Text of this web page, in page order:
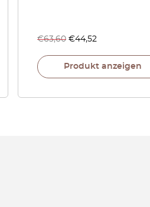
€63,60 €44,52
Produkt anzeigen